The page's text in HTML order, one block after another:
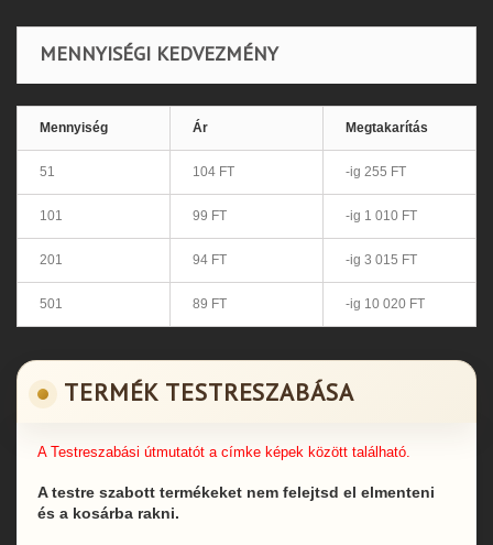
MENNYISÉGI KEDVEZMÉNY
Mennyiség Ár Megtakarítás
51 104 FT -ig 255 FT
101 99 FT -ig 1 010 FT
201 94 FT -ig 3 015 FT
501 89 FT -ig 10 020 FT
TERMÉK TESTRESZABÁSA
A Testreszabási útmutatót a címke képek között található.
A testre szabott termékeket nem felejtsd el elmenteni
és a kosárba rakni.